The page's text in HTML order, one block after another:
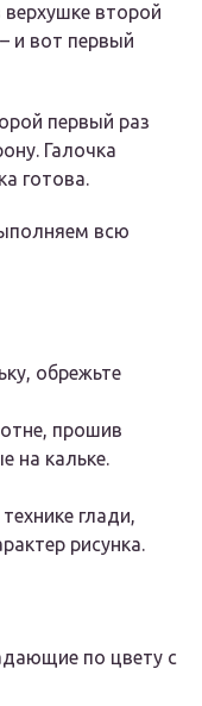
второй
и вот первый
первый раз
Галочка
готова.
всю
обрежьте
прошив
на кальке.
глади,
рисунка.
по цвету с